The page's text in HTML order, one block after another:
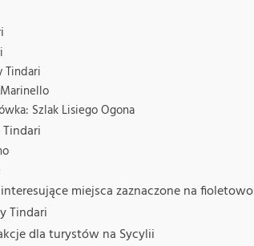
Tindari
Szlak Lisiego Ogona
miejsca zaznaczone na fioletowo
Tindari
dla turystów na Sycylii